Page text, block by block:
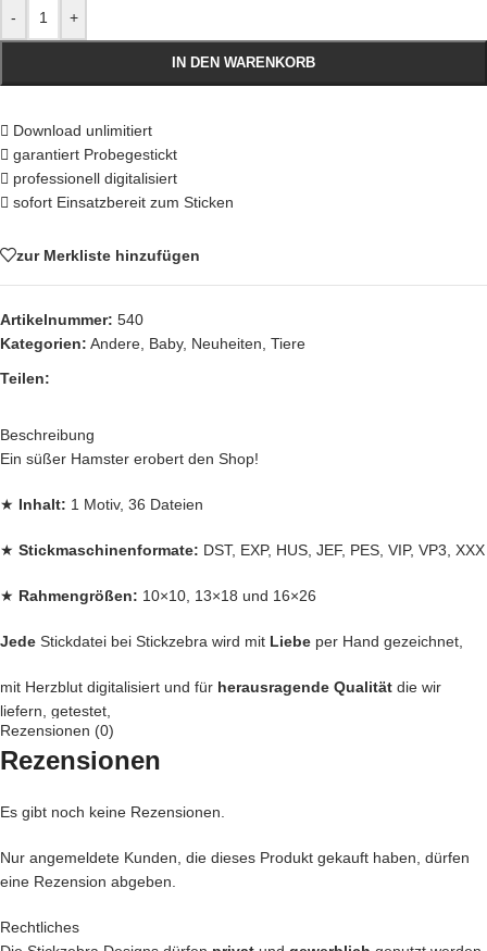
- +
IN DEN WARENKORB
Download unlimitiert
garantiert Probegestickt
professionell digitalisiert
sofort Einsatzbereit zum Sticken
zur Merkliste hinzufügen
Artikelnummer: 540
Kategorien: Andere Baby, Neuheiten Tiere
Teilen:
Beschreibung
Ein süßer Hamster erobert den Shop!
★ Inhalt: 1 Motiv, 36 Dateien
★ Stickmaschinenformate: DST, EXP, HUS, JEF, PES, VIP, VP3, XXX
★ Rahmengrößen: 10×10, 13×18 und 16×26
Jede Stickdatei bei Stickzebra wird mit Liebe per Hand gezeichnet,
mit Herzblut digitalisiert und für herausragende Qualität die wir
liefern, getestet,
Denn bei uns kommen nur die
verschönern und zu einem Einzelstück machen
… oder vielleicht ein
individuell so gestalten wie Du es
Rezensionen (0)
Rezensionen
Es gibt noch keine Rezensionen.
Nur angemeldete Kunden, die dieses Produkt gekauft haben, dürfen
eine Rezension abgeben.
Rechtliches